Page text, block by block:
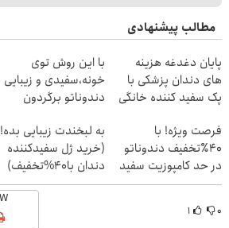
مطالب پیشنهادی
پایان دغدغه هزینه
های دندان پزشکی با
پک سفید کننده خانگی
با این روش توی
خونه،سفیدی و زیبایی
دندوناتو برگردون
فرصت ویژه! با
40٪تخفیف دندوناتو
در حد کامپوزیت سفید
کن
به لبخندت زیبایی بده!
(خرید ژل سفیدکننده
دندان با40%تخفیف)
۰ ۱